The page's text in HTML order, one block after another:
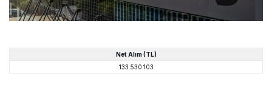
Net Alım(TL)
133.530.103